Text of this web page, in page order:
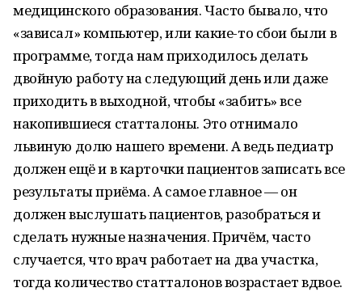
медицинского образования. Часто бывало, что
«зависал» компьютер, или какие-то сбои были в
программе, тогда нам приходилось делать
двойную работу на следующий день или даже
приходить в выходной, чтобы «забить» все
накопившиеся статталоны. Это отнимало
львиную долю нашего времени. А ведь педиатр
должен ещё и в карточки пациентов записать все
результаты приёма. А самое главное — он
должен выслушать пациентов, разобраться и
сделать нужные назначения. Причём, часто
случается, что врач работает на два участка,
тогда количество статталонов возрастает вдвое.